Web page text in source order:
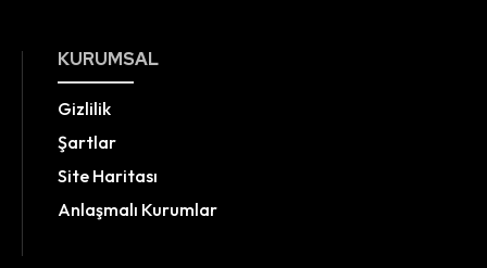
KURUMSAL
Gizlilik
Şartlar
Site Haritası
Anlaşmalı Kurumlar